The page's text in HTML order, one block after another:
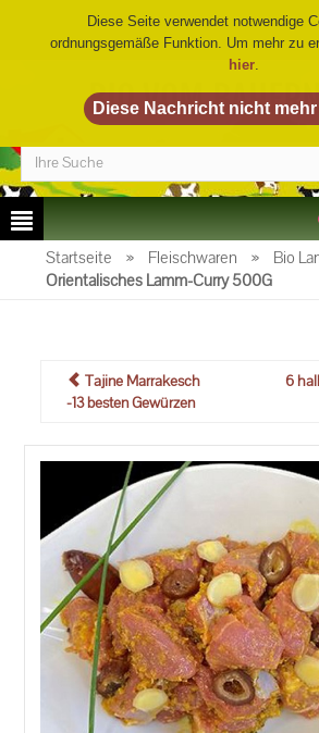
BIO VOM
Startseite » Fleischwaren » Bio
Orientalisches Lamm-Curry 500G
Tajine Marrakesch
-13 besten Gewürzen
6
Diese Seite verwendet notwendige
ordnungsgemäße Funktion. Um mehr zu
hier.